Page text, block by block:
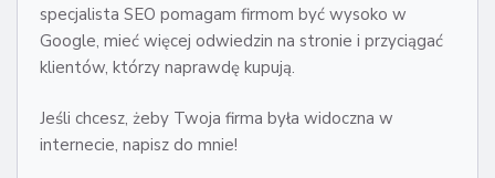
specjalista SEO pomagam firmom być wysoko w
Google, mieć więcej odwiedzin na stronie i przyciągać
klientów, którzy naprawdę kupują.
Jeśli chcesz, żeby Twoja firma była widoczna w
internecie, napisz do mnie!